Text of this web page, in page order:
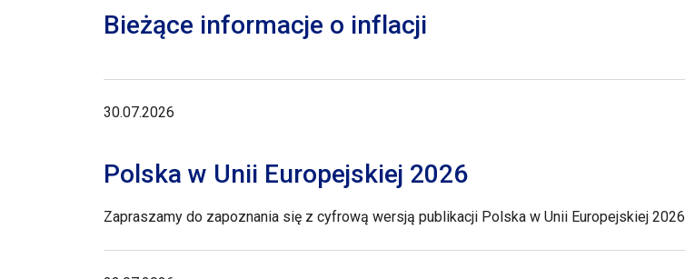
Bieżące informacje o inflacji
30.07.2026
Polska w Unii Europejskiej 2026
Zapraszamy do zapoznania się z cyfrową wersją publikacji Polska w Unii Europejskiej 2026